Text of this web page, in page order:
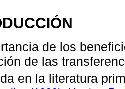
de los
de las
en la literatura